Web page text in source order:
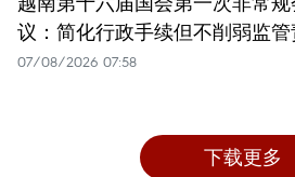
议：简化行政手续但不削弱监
07/08/2026 07:58
下载更多